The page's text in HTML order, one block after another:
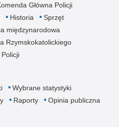
Główna Policji
Historia
Sprzęt
międzynarodowa
Rzymskokatolickiego
Wybrane statystyki
Raporty Opinia publiczna